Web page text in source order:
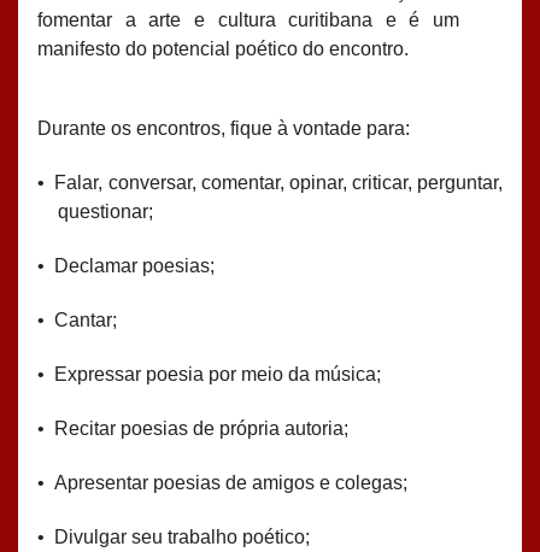
fomentar a arte e cultura curitibana e é um
manifesto do potencial poético do encontro.
Durante os encontros, fique à vontade para:
•
Falar, conversar, comentar, opinar, criticar, perguntar,
questionar;
• Declamar poesias;
• Cantar;
• Expressar poesia por meio da música;
• Recitar poesias de própria autoria;
• Apresentar poesias de amigos e colegas;
• Divulgar seu trabalho poético;